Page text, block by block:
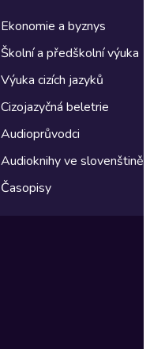
Ekonomie a byznys
Školní a předškolní výuka
Výuka cizích jazyků
Cizojazyčná beletrie
Audioprůvodci
Audioknihy ve slovenštině
Časopisy